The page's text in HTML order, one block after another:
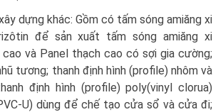
dựng khác: Gồm có tấm sóng amiăng xi
để sản xuất tấm sóng amiăng xi
và Panel thạch cao có sợi gia cường;
tương; thanh định hình (profile) nhôm và
định hình (profile) poly(vinyl clorua)
U) dùng để chế tạo cửa sổ và cửa đi;